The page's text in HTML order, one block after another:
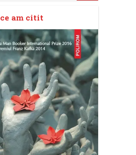
ce am citit